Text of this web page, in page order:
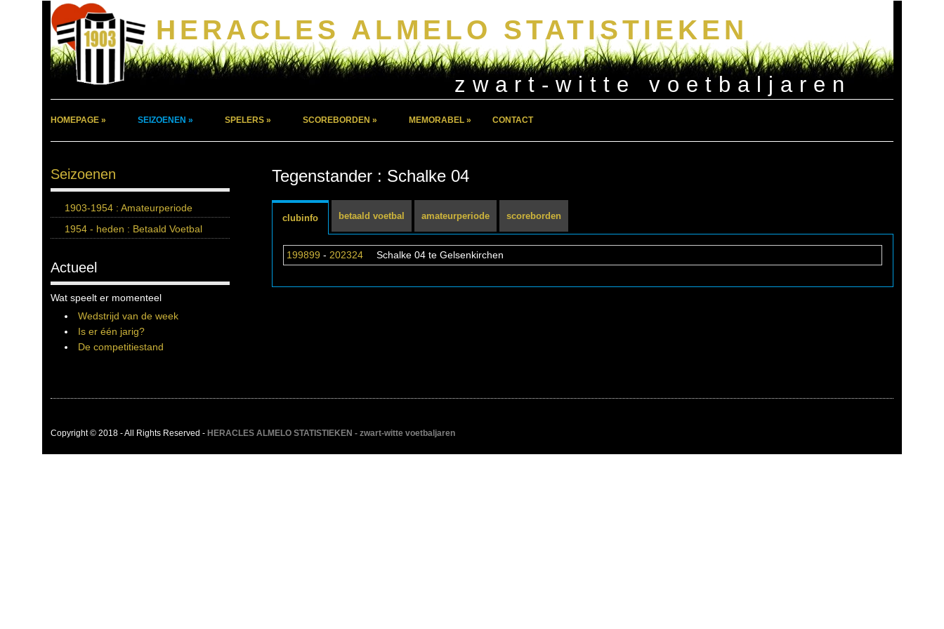
HERACLES ALMELO STATISTIEKEN
zwart-witte voetbaljaren
HOMEPAGE » SEIZOENEN » SPELERS » SCOREBORDEN » MEMORABEL » CONTACT
Seizoenen
1903-1954 : Amateurperiode
1954 - heden : Betaald Voetbal
Actueel
Wat speelt er momenteel
Wedstrijd van de week
Is er één jarig?
De competitiestand
Tegenstander : Schalke 04
clubinfo betaald voetbal amateurperiode scoreborden
199899 - 202324 Schalke 04 te Gelsenkirchen
Copyright © 2018 - All Rights Reserved - HERACLES ALMELO STATISTIEKEN - zwart-witte voetbaljaren